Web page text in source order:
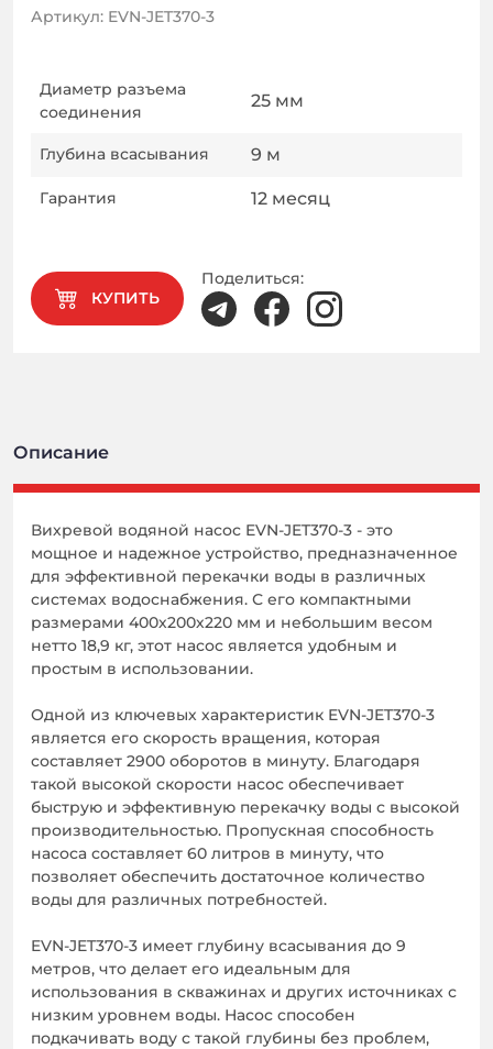
Артикул: EVN-JET370-3
Диаметр разъема
соединения
25 мм
Глубина всасывания 9 м
Гарантия 12 месяц
КУПИТЬ
Поделиться:
Описание
Вихревой водяной насос EVN-JET370-3 - это
мощное и надежное устройство, предназначенное
для эффективной перекачки воды в различных
системах водоснабжения. С его компактными
размерами 400х200х220 мм и небольшим весом
нетто 18,9 кг, этот насос является удобным и
простым в использовании.
Одной из ключевых характеристик EVN-JET370-3
является его скорость вращения, которая
составляет 2900 оборотов в минуту. Благодаря
такой высокой скорости насос обеспечивает
быструю и эффективную перекачку воды с высокой
производительностью. Пропускная способность
насоса составляет 60 литров в минуту, что
позволяет обеспечить достаточное количество
воды для различных потребностей.
EVN-JET370-3 имеет глубину всасывания до 9
метров, что делает его идеальным для
использования в скважинах и других источниках с
низким уровнем воды. Насос способен
подкачивать воду с такой глубины без проблем,